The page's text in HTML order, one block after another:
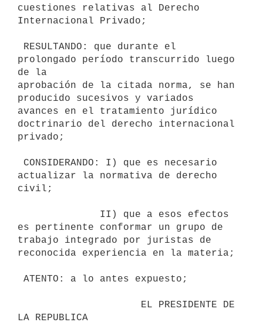
cuestiones relativas al Derecho
Internacional Privado;
prolongado período transcurrido luego
de la
aprobación de la citada norma, se han
producido sucesivos y variados
avances en el tratamiento jurídico
doctrinario del derecho internacional
privado;
actualizar la normativa de derecho
civil;
es pertinente conformar un grupo de
trabajo integrado por juristas de
reconocida experiencia en la materia;
LA REPUBLICA